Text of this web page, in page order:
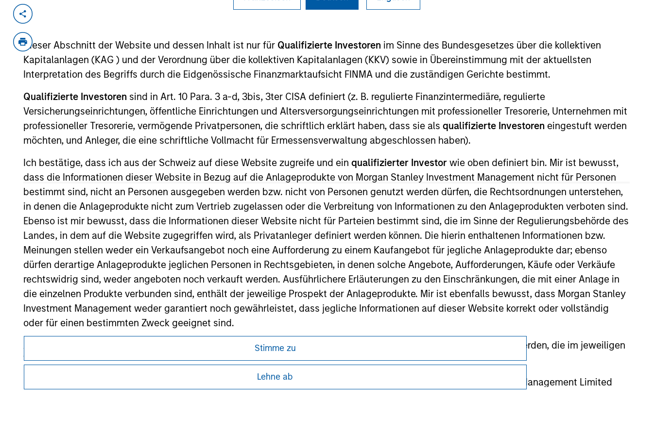
Dieser Abschnitt der Website und dessen Inhalt ist nur für Qualifizierte Investoren im Sinne des Bundesgesetzes über die kollektiven
Kapitalanlagen (KAG ) und der Verordnung über die kollektiven Kapitalanlagen (KKV) sowie in Übereinstimmung mit der aktuellsten
Interpretation des Begriffs durch die Eidgenössische Finanzmarktaufsicht FINMA und die zuständigen Gerichte bestimmt.
Qualifizierte Investoren sind in Art. 10 Para. 3 a-d, 3bis, 3ter CISA definiert (z. B. regulierte Finanzintermediäre, regulierte
Versicherungseinrichtungen, öffentliche Einrichtungen und Altersversorgungseinrichtungen mit professioneller Tresorerie, Unternehmen mit
professioneller Tresorerie, vermögende Privatpersonen, die schriftlich erklärt haben, dass sie als qualifizierte Investoren eingestuft werden
möchten, und Anleger, die eine schriftliche Vollmacht für Ermessensverwaltung abgeschlossen haben).
Ich bestätige, dass ich aus der Schweiz auf diese Website zugreife und ein qualifizierter Investor wie oben definiert bin. Mir ist bewusst,
dass die Informationen dieser Website in Bezug auf die Anlageprodukte von Morgan Stanley Investment Management nicht für Personen
bestimmt sind, nicht an Personen ausgegeben werden bzw. nicht von Personen genutzt werden dürfen, die Rechtsordnungen unterstehen,
in denen die Anlageprodukte nicht zum Vertrieb zugelassen oder die Verbreitung von Informationen zu den Anlageprodukten verboten sind.
Ebenso ist mir bewusst, dass die Informationen dieser Website nicht für Parteien bestimmt sind, die im Sinne der Regulierungsbehörde des
Landes, in dem auf die Website zugegriffen wird, als Privatanleger definiert werden können. Die hierin enthaltenen Informationen bzw.
Meinungen stellen weder ein Verkaufsangebot noch eine Aufforderung zu einem Kaufangebot für jegliche Anlageprodukte dar; ebenso
dürfen derartige Anlageprodukte jeglichen Personen in Rechtsgebieten, in denen solche Angebote, Aufforderungen, Käufe oder Verkäufe
rechtswidrig sind, weder angeboten noch verkauft werden. Ausführlichere Erläuterungen zu den Einschränkungen, die mit einer Anlage in
die einzelnen Produkte verbunden sind, enthält der jeweilige Prospekt der Anlageprodukte. Mir ist ebenfalls bewusst, dass Morgan Stanley
Investment Management weder garantiert noch gewährleistet, dass jegliche Informationen auf dieser Website korrekt oder vollständig
oder für einen bestimmten Zweck geeignet sind.
Anträge für Anteile in den auf der Website erwähnten Fonds sollten nur auf Grundlage der Informationen gestellt werden, die im jeweiligen
Verkaufsprospekt, Jahres- und Halbjahresbericht enthalten sind („Angebotsunterlagen”).
Die auf der Website dargelegten Informationen entsprechen nach bestem Wissen von Morgan Stanley Investment Management Limited
Stimme zu
Lehne ab
out
Creates minimally invasive instruments for spine surgery. Acquired by Zimmer Holdings,
Inc., (NYSE:ZMH).
As of July 25, 2025. The above is provided for informational and educational purposes only. There is no guarantee that the investment mentioned
resulted in positive performance (for realized holdings), or will perform well in the future (for current holdings). The trademarks and service marks
above are the property of their respective owners. The information on this website has not been authorized, sponsored, or otherwise approved by
such owners. By clicking on any links shown here, you agree that you are navigating to a third party site. We are providing these hyperlinks to you
monitoring by us of any information contained in any hyperlinked site. In no event shall we be responsible for the information contained on the site
or your use of such site.
Morgan Stanley
Morgan Stanley Careers
Dieses Dokument ist ein Marketingdokument.
Nutzer müssen die Nutzungsbedingungen lesen und akzeptieren, da in diesen bestimmte gesetzliche und
Datenschutz
Your Privacy Choices